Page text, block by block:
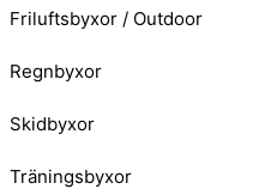
Friluftsbyxor / Outdoor
Regnbyxor
Skidbyxor
Träningsbyxor